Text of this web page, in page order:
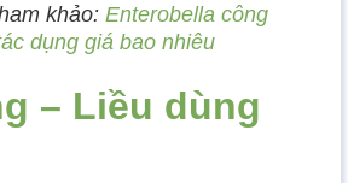
khảo: Enterobella công
dụng giá bao nhiêu
– Liều dùng